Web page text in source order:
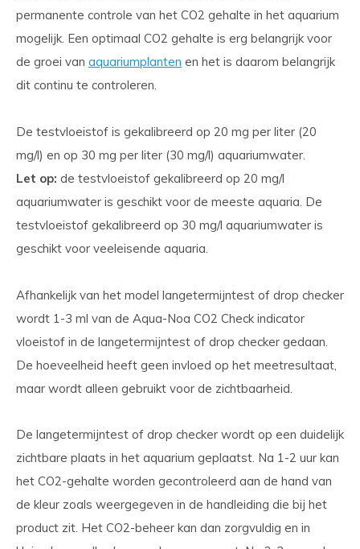
permanente controle van het CO2 gehalte in het aquarium
mogelijk. Een optimaal CO2 gehalte is erg belangrijk voor
de groei van aquariumplanten en het is daarom belangrijk
dit continu te controleren.
De testvloeistof is gekalibreerd op 20 mg per liter (20
mg/l) en op 30 mg per liter (30 mg/l) aquariumwater.
Let op: de testvloeistof gekalibreerd op 20 mg/l
aquariumwater is geschikt voor de meeste aquaria. De
testvloeistof gekalibreerd op 30 mg/l aquariumwater is
geschikt voor veeleisende aquaria.
Afhankelijk van het model langetermijntest of drop checker
wordt 1-3 ml van de Aqua-Noa CO2 Check indicator
vloeistof in de langetermijntest of drop checker gedaan.
De hoeveelheid heeft geen invloed op het meetresultaat,
maar wordt alleen gebruikt voor de zichtbaarheid.
De langetermijntest of drop checker wordt op een duidelijk
zichtbare plaats in het aquarium geplaatst. Na 1-2 uur kan
het CO2-gehalte worden gecontroleerd aan de hand van
de kleur zoals weergegeven in de handleiding die bij het
product zit. Het CO2-beheer kan dan zorgvuldig en in